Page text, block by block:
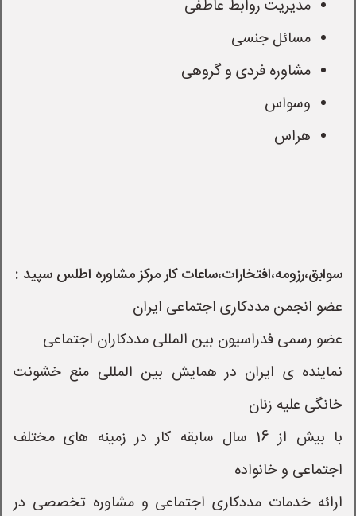
مدیریت روابط عاطفی
مسائل جنسی
مشاوره فردی و گروهی
وسواس
هراس
سوابق،رزومه،افتخارات،ساعات کار مرکز مشاوره اطلس سپید :
ارائه خدمات مددکاری اجتماعی و مشاوره تخصصی در